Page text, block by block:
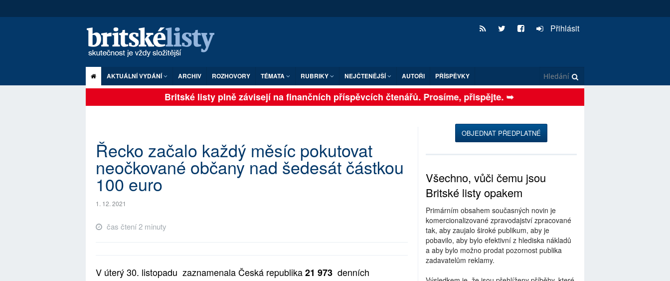
Přihlásit
AKTUÁLNÍ VYDÁNÍ ARCHIV ROZHOVORY TÉMATA RUBRIKY NEJČTENĚJŠÍ AUTOŘI PŘÍSPĚVKY
Britské listy plně závisejí na finančních příspěvcích čtenářů. Prosíme, přispějte. ➥
Řecko začalo každý měsíc pokutovat
neočkované občany nad šedesát částkou
100 euro
1. 12. 2021
čas čtení 2 minuty
V úterý 30. listopadu zaznamenala Česká republika21 973 denních
OBJEDNAT PŘEDPLATNÉ
Všechno, vůči čemu jsou
Britské listy opakem
Primárním obsahem současných novin je
komercionalizované zpravodajství zpracované
tak, aby zaujalo široké publikum, aby je
pobavilo, aby bylo efektivní z hlediska nákladů
a aby bylo možno prodat pozornost publika
zadavatelům reklamy.